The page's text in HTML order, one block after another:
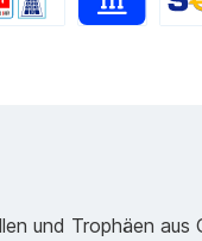
und Trophäen aus